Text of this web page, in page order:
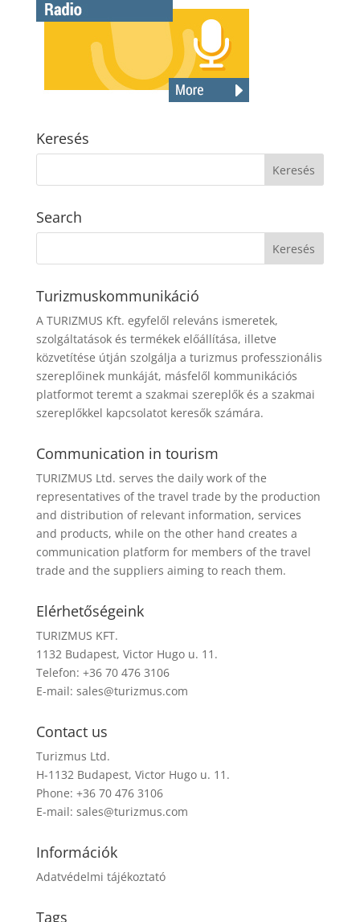
Keresés
Search
Turizmuskommunikáció
A TURIZMUS Kft. egyfelől releváns ismeretek,
szolgáltatások és termékek előállítása, illetve
közvetítése útján szolgálja a turizmus professzionális
szereplőinek munkáját, másfelől kommunikációs
platformot teremt a szakmai szereplők és a szakmai
szereplőkkel kapcsolatot keresők számára.
Communication in tourism
TURIZMUS Ltd. serves the daily work of the
representatives of the travel trade by the production
and distribution of relevant information, services
and products, while on the other hand creates a
communication platform for members of the travel
trade and the suppliers aiming to reach them.
Elérhetőségeink
TURIZMUS KFT.
1132 Budapest, Victor Hugo u. 11.
Telefon: +36 70 476 3106
E-mail: sales@turizmus.com
Contact us
Turizmus Ltd.
H-1132 Budapest, Victor Hugo u. 11.
Phone: +36 70 476 3106
E-mail: sales@turizmus.com
Információk
Adatvédelmi tájékoztató
Tags